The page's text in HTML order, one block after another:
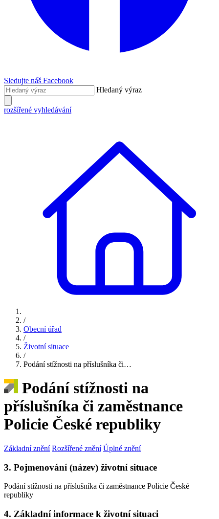
Sledujte náš Facebook
Hledaný výraz
rozšířené vyhledávání
/
Obecní úřad
/
Životní situace
/
Podání stížnosti na příslušníka či…
Podání stížnosti na
příslušníka či zaměstnance
Policie České republiky
Základní znění Rozšířené znění Úplné znění
3. Pojmenování (název) životní situace
Podání stížnosti na příslušníka či zaměstnance Policie České
republiky
4. Základní informace k životní situaci